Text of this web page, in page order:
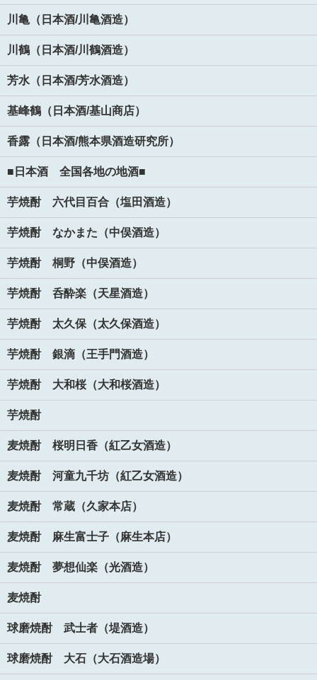
川亀（日本酒/川亀酒造）
川鶴（日本酒/川鶴酒造）
芳水（日本酒/芳水酒造）
基峰鶴（日本酒/基山商店）
香露（日本酒/熊本県酒造研究所）
■日本酒 全国各地の地酒■
芋焼酎 六代目百合（塩田酒造）
芋焼酎 なかまた（中俣酒造）
芋焼酎 桐野（中俣酒造）
芋焼酎 呑酔楽（天星酒造）
芋焼酎 太久保（太久保酒造）
芋焼酎 銀滴（王手門酒造）
芋焼酎 大和桜（大和桜酒造）
芋焼酎
麦焼酎 桜明日香（紅乙女酒造）
麦焼酎 河童九千坊（紅乙女酒造）
麦焼酎 常蔵（久家本店）
麦焼酎 麻生富士子（麻生本店）
麦焼酎 夢想仙楽（光酒造）
麦焼酎
球磨焼酎 武士者（堤酒造）
球磨焼酎 大石（大石酒造場）